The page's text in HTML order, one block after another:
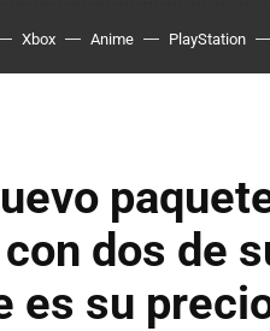
Xbox Anime PlayStation
dos de
es su